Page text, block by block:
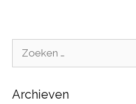
Archieven